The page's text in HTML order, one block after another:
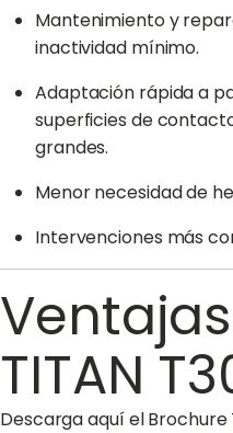
Mantenimiento y
inactividad mínimo.
Adaptación rápida a
superficies de
grandes.
Menor necesidad de
Intervenciones más
TITAN
Descarga aquí el